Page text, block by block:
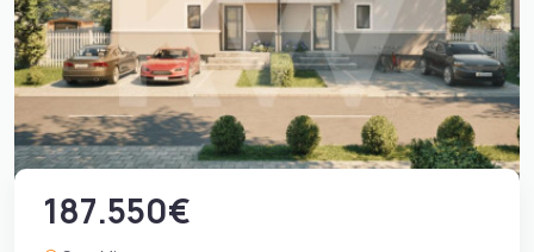
187.550€